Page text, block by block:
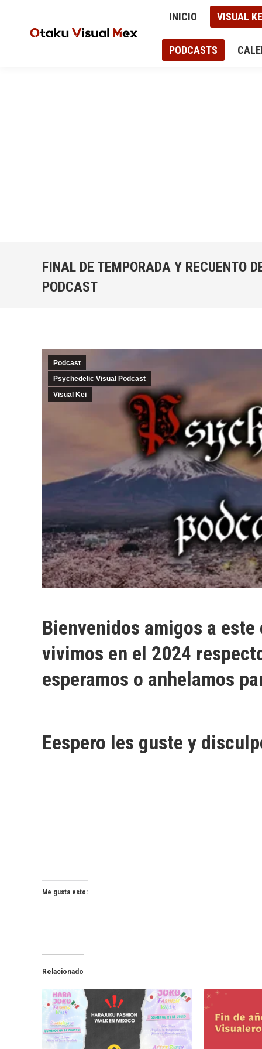
INICIO VISUAL
PODCASTS
FINAL DE TEMPORADA Y RECUENTO
PODCAST
Podcast
Psychedelic Visual Podcast
Visual Kei
Bienvenidos amigos a
vivimos en el 2024
esperamos o anhelamos
Eespero les guste y
Me gusta esto:
Relacionado
ANIME Y MANGA
CALENDARIO DE CONCIERTOS Y EVENTOS